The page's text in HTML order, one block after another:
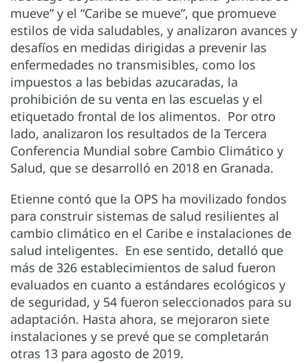
mueve” y el “Caribe se mueve”, que promueve
estilos de vida saludables, y analizaron avances y
desafíos en medidas dirigidas a prevenir las
enfermedades no transmisibles, como los
impuestos a las bebidas azucaradas, la
prohibición de su venta en las escuelas y el
etiquetado frontal de los alimentos. Por otro
lado, analizaron los resultados de la Tercera
Conferencia Mundial sobre Cambio Climático y
Salud, que se desarrolló en 2018 en Granada.
Etienne contó que la OPS ha movilizado fondos
para construir sistemas de salud resilientes al
cambio climático en el Caribe e instalaciones de
salud inteligentes. En ese sentido, detalló que
más de 326 establecimientos de salud fueron
evaluados en cuanto a estándares ecológicos y
de seguridad, y 54 fueron seleccionados para su
adaptación. Hasta ahora, se mejoraron siete
instalaciones y se prevé que se completarán
otras 13 para agosto de 2019.